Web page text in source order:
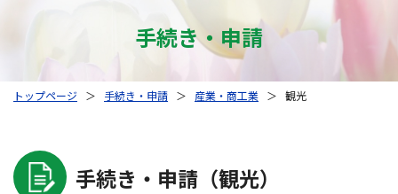
手続き・申請
トップページ ＞ 手続き・申請 ＞ 産業・商工業 ＞ 観光
手続き・申請（観光）